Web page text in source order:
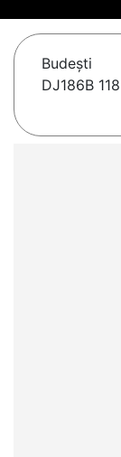
Budeşti
DJ186B 118